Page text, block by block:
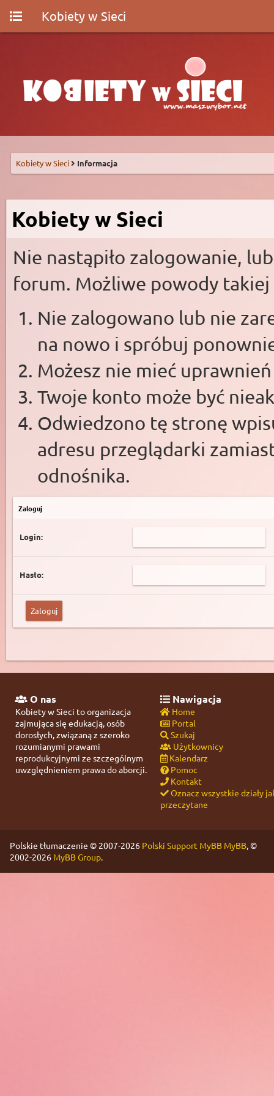
Kobiety w Sieci
Kobiety w Sieci Informacja
Kobiety w Sieci
Nie nastąpiło zalogowanie,
forum. Możliwe powody takiej
Nie zalogowano lub nie
na nowo i spróbuj
Możesz nie mieć
Twoje konto może być
Odwiedzono tę stronę
adresu przeglądarki
odnośnika.
Zaloguj
Login:
Hasło:
O nas
Kobiety w Sieci to organizacja
zajmująca się edukacją, osób
dorosłych, związaną z szeroko
rozumianymi prawami
reprodukcyjnymi ze szczególnym
uwzględnieniem prawa do aborcji.
Nawigacja
Home
Portal
Szukaj
Użytkownicy
Kalendarz
Pomoc
Kontakt
Oznacz wszystkie działy
przeczytane
Polskie tłumaczenie © 2007-2026 Polski Support MyBB MyBB, ©
2002-2026 MyBB Group.